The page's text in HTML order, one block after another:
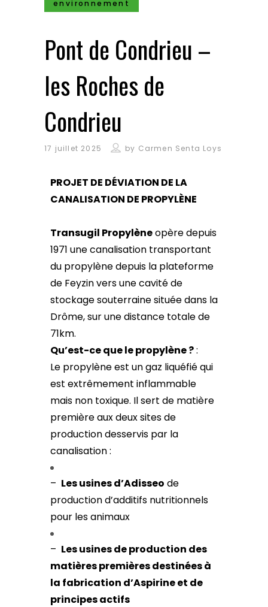
environnement
Pont de Condrieu –
les Roches de
Condrieu
17 juillet 2025 by Carmen Senta Loys
PROJET DE DÉVIATION DE LA
CANALISATION DE PROPYLÈNE
Transugil Propylèneopère depuis
1971 une canalisation transportant
du propylène depuis la plateforme
de Feyzin vers une cavité de
stockage souterraine située dans la
Drôme, sur une distance totale de
71km.
Qu’est-ce que le propylène ?:
Le propylène est un gaz liquéfié qui
est extrêmement inflammable
mais non toxique. Il sert de matière
première aux deux sites de
production desservis par la
canalisation :
– Les usines d’Adisseo de
production d’additifs nutritionnels
pour les animaux
– Les usines de production des
matières premières destinées à
la fabrication d’Aspirine et de
principes actifs